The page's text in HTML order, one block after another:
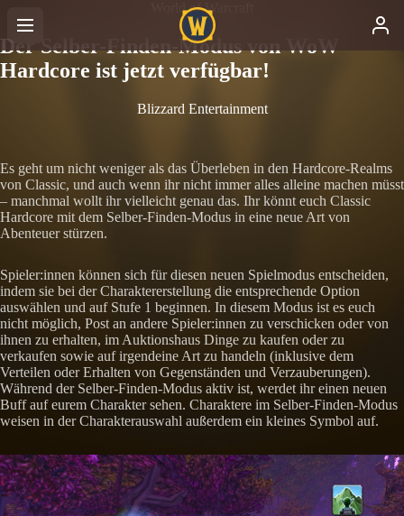
World of Warcraft
Der Selber-Finden-Modus von WoW
Hardcore ist jetzt verfügbar!
Blizzard Entertainment
Es geht um nicht weniger als das Überleben in den Hardcore-Realms
von Classic, und auch wenn ihr nicht immer alles alleine machen müsst
– manchmal wollt ihr vielleicht genau das. Ihr könnt euch Classic
Hardcore mit dem Selber-Finden-Modus in eine neue Art von
Abenteuer stürzen.
Spieler:innen können sich für diesen neuen Spielmodus entscheiden,
indem sie bei der Charaktererstellung die entsprechende Option
auswählen und auf Stufe 1 beginnen. In diesem Modus ist es euch
nicht möglich, Post an andere Spieler:innen zu verschicken oder von
ihnen zu erhalten, im Auktionshaus Dinge zu kaufen oder zu
verkaufen sowie auf irgendeine Art zu handeln (inklusive dem
Verteilen oder Erhalten von Gegenständen und Verzauberungen).
Während der Selber-Finden-Modus aktiv ist, werdet ihr einen neuen
Buff auf eurem Charakter sehen. Charaktere im Selber-Finden-Modus
weisen in der Charakterauswahl außerdem ein kleines Symbol auf.